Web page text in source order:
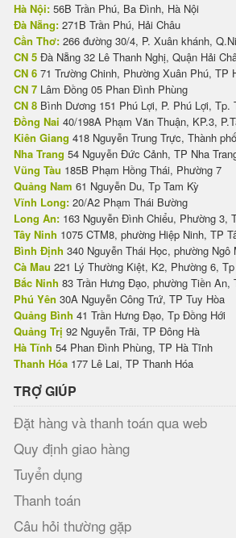
Hà Nội: 56B Trần Phú, Ba Đình, Hà Nội
Đà Nẵng: 271B Trần Phú, Hải Châu
Cần Thơ: 266 đường 30/4, P. Xuân khánh,
CN 5 Đà Nẵng 32 Lê Thanh Nghị, Quận Hải
CN 6 71 Trường Chinh, Phường Xuân Phú, TP
CN 7 Lâm Đồng 05 Phan Đình Phùng
CN 8 Bình Dương 151 Phú Lợi, P. Phú Lợi, Tp.
Đồng Nai 40/198A Phạm Văn Thuận, KP.3,
Kiên Giang 418 Nguyễn Trung Trực, Thành
Nha Trang 54 Nguyễn Đức Cảnh, TP Nha
Vũng Tàu 185B Phạm Hồng Thái, Phường 7
Quảng Nam 61 Nguyễn Du, Tp Tam Kỳ
Vĩnh Long: 20/A2 Phạm Thái Bường
Long An: 163 Nguyễn Đình Chiểu, Phường 3,
Tây Ninh 1075 CTM8, phường Hiệp Ninh, TP
Bình Định 340 Nguyễn Thái Học, phường Ngô
Cà Mau 221 Lý Thường Kiệt, K2, Phường 6,
Bắc Ninh 83 Trần Hưng Đạo, phường Tiền An,
Phú Yên 30A Nguyễn Công Trứ, TP Tuy Hòa
Quảng Bình 41 Trần Hưng Đạo, Tp Đồng Hới
Quảng Trị 92 Nguyễn Trãi, TP Đông Hà
Hà Tĩnh 54 Phan Đình Phùng, TP Hà Tĩnh
Thanh Hóa 177 Lê Lai, TP Thanh Hóa
TRỢ GIÚP
Đặt hàng và thanh toán qua web
Quy định giao hàng
Tuyển dụng
Thanh toán
Câu hỏi thường gặp